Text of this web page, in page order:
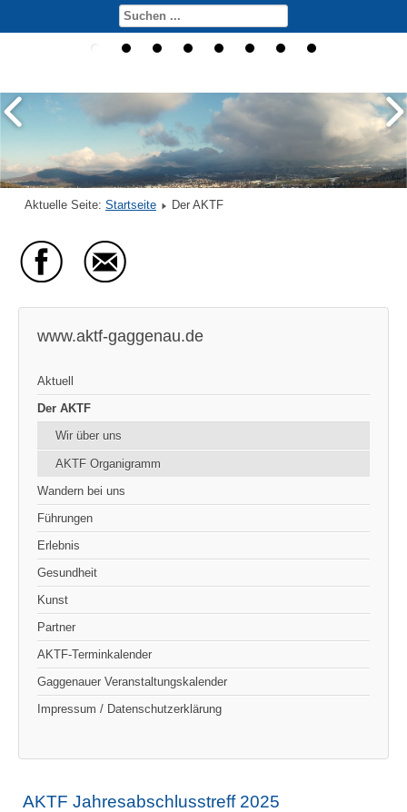
Aktuelle Seite: Startseite Der AKTF
www.aktf-gaggenau.de
Aktuell
Der AKTF
Wir über uns
AKTF Organigramm
Wandern bei uns
Führungen
Erlebnis
Gesundheit
Kunst
Partner
AKTF-Terminkalender
Gaggenauer Veranstaltungskalender
Impressum / Datenschutzerklärung
AKTF Jahresabschlusstreff 2025